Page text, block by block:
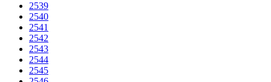
2539
2540
2541
2542
2543
2544
2545